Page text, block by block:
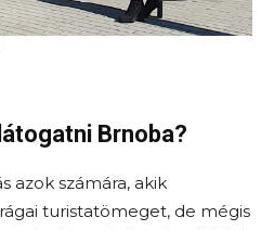
Brnoba?
azok számára, akik
turistatömeget, de mégis